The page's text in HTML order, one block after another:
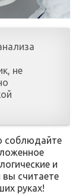
не
соблюдайте
и
вы считаете
руках!